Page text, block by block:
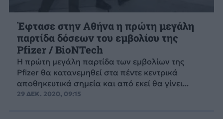
Έφτασε στην Αθήνα η πρώτη μεγάλη
παρτίδα δόσεων του εμβολίου της
Pfizer / BioNTech
Η πρώτη μεγάλη παρτίδα των εμβολίων της
Pfizer θα κατανεμηθεί στα πέντε κεντρικά
αποθηκευτικά σημεία και από εκεί θα γίνει...
29 ΔΕΚ. 2020, 09:15